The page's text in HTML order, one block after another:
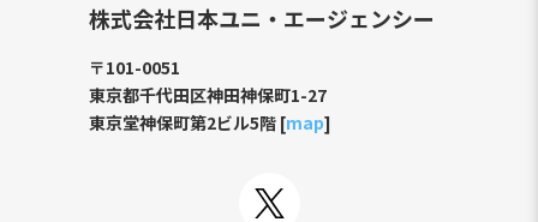
株式会社日本ユニ・エージェンシー
〒101-0051
東京都千代田区神田神保町1-27
東京堂神保町第2ビル5階 [map]